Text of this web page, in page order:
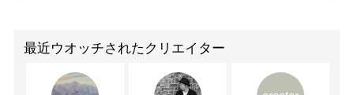
最近ウオッチされたクリエイター